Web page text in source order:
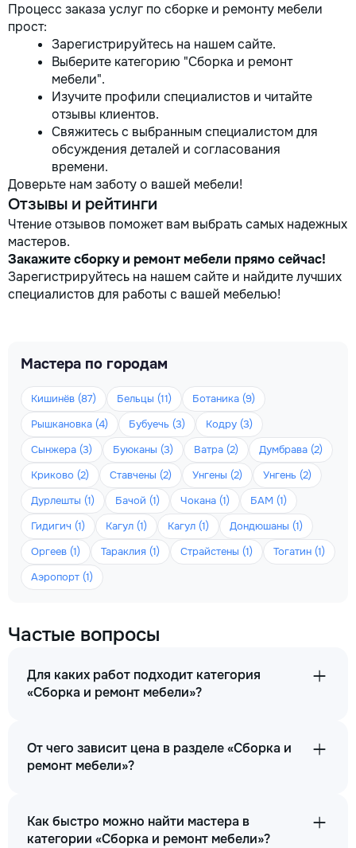
Процесс заказа услуг по сборке и ремонту мебели
прост:
Зарегистрируйтесь на нашем сайте.
Выберите категорию "Сборка и ремонт
мебели".
Изучите профили специалистов и читайте
отзывы клиентов.
Свяжитесь с выбранным специалистом для
обсуждения деталей и согласования
времени.
Доверьте нам заботу о вашей мебели!
Отзывы и рейтинги
Чтение отзывов поможет вам выбрать самых надежных
мастеров.
Закажите сборку и ремонт мебели прямо сейчас!
Зарегистрируйтесь на нашем сайте и найдите лучших
специалистов для работы с вашей мебелью!
Мастера по городам
Кишинёв (87) Бельцы (11)
Ботаника (9)
Рышкановка (4)
Бубуечь (3)
Кодру (3)
Сынжера (3)
Буюканы (3) Ватра (2)
Думбрава (2)
Криково (2)
Ставчены (2) Унгены (2)
Унгень (2)
Дурлешты (1)
Бачой (1) Чокана (1)
БАМ (1)
Гидигич (1)
Кагул (1) Кагул (1)
Дондюшаны (1)
Оргеев (1)
Тараклия (1) Страйстены (1)
Тогатин (1)
Аэропорт (1)
Частые вопросы
Для каких работ подходит категория
«Сборка и ремонт мебели»?
От чего зависит цена в разделе «Сборка и
ремонт мебели»?
Как быстро можно найти мастера в
категории «Сборка и ремонт мебели»?